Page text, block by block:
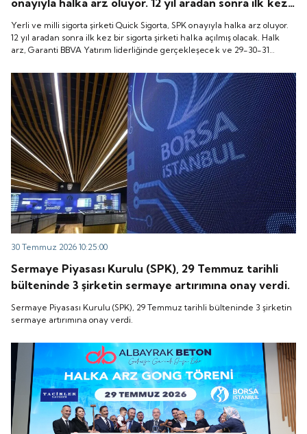
bir sigorta şirketi halka açılmış olacak. Halk arz,
Garanti BBVA Yatırım liderliğinde gerçekleşecek ve
29-30-31 Temmuz 2026 tarihlerinde talep
ile Quick Sigorta işlem görmeye başlayacak.
Yerli ve milli sigorta şirketi Quick Sigorta, SPK onayıyla halka arz oluyor.
12 yıl aradan sonra ilk kez bir sigorta şirketi halka açılmış olacak. Halk
arz, Garanti BBVA Yatırım liderliğinde gerçekleşecek ve 29-30-31
“Gong Töreni” ile Quick Sigorta işlem görmeye başlayacak.
30 Temmuz 2026 10:25:00
Sermaye Piyasası Kurulu (SPK), 29 Temmuz tarihli
bülteninde 3 şirketin sermaye artırımına onay verdi.
Sermaye Piyasası Kurulu (SPK), 29 Temmuz tarihli bülteninde 3 şirketin
sermaye artırımına onay verdi.